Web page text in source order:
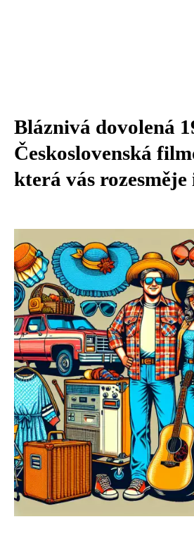
Bláznivá dovolená
Československá
která vás rozesměje